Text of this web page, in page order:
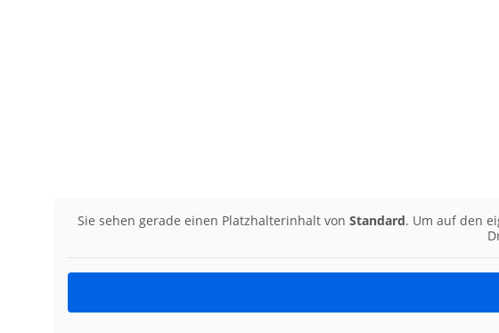
Sie sehen gerade einen Platzhalterinhalt von Standard. Um auf den